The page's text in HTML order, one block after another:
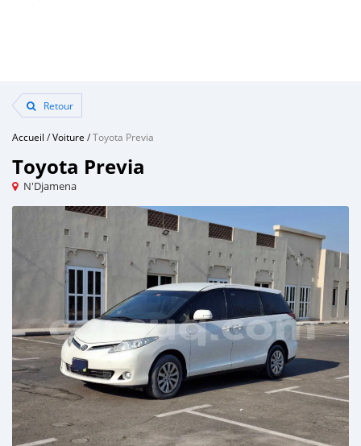
Retour
Accueil /Voiture /Toyota Previa
Toyota Previa
N'Djamena